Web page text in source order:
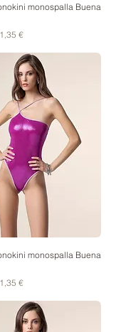
monospalla Buena
scontato
€
monospalla Buena
scontato
€